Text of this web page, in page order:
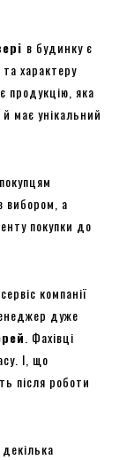
в будинку є
характеру
продукцію, яка
має унікальний
вибором, а
покупки до
компанії
дуже
. Фахівці
І, що
після роботи